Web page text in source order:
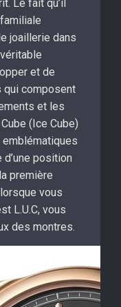
Le fait qu’il
joaillerie dans
véritable
et de
qui composent
et les
(Ice Cube)
position
première
vous
L.U.C, vous
des montres.